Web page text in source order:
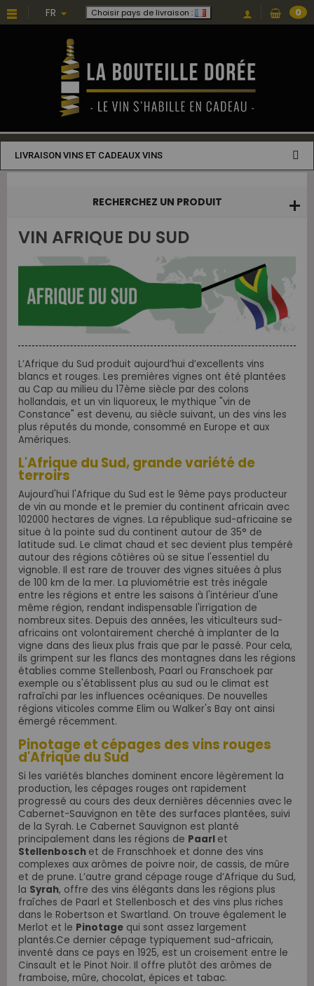
FR Choisir pays de livraison : 0
LIVRAISON VINS ET CADEAUX VINS
RECHERCHEZ UN PRODUIT
VIN AFRIQUE DU SUD
L’Afrique du Sud produit aujourd’hui d’excellents vins
blancs et rouges. Les premières vignes ont été plantées
au Cap au milieu du 17ème siècle par des colons
hollandais, et un vin liquoreux, le mythique "vin de
Constance" est devenu, au siècle suivant, un des vins les
plus réputés du monde, consommé en Europe et aux
Amériques.
L'Afrique du Sud, grande variété de
terroirs
Aujourd'hui l'Afrique du Sud est le 9ème pays producteur
de vin au monde et le premier du continent africain avec
102000 hectares de vignes. La république sud-africaine se
situe à la pointe sud du continent autour de 35° de
latitude sud. Le climat chaud et sec devient plus tempéré
autour des régions côtières où se situe l'essentiel du
vignoble. Il est rare de trouver des vignes situées à plus
de 100 km de la mer. La pluviométrie est très inégale
entre les régions et entre les saisons à l'intérieur d'une
même région, rendant indispensable l'irrigation de
nombreux sites. Depuis des années, les viticulteurs sud-
africains ont volontairement cherché à implanter de la
vigne dans des lieux plus frais que par le passé. Pour cela,
ils grimpent sur les flancs des montagnes dans les régions
établies comme Stellenbosh, Paarl ou Franschoek par
exemple ou s'établissent plus au sud ou le climat est
rafraîchi par les influences océaniques. De nouvelles
régions viticoles comme Elim ou Walker's Bay ont ainsi
émergé récemment.
Pinotage et cépages des vins rouges
d'Afrique du Sud
Si les variétés blanches dominent encore légèrement la
production, les cépages rouges ont rapidement
progressé au cours des deux dernières décennies avec le
Cabernet-Sauvignon en tête des surfaces plantées, suivi
de la Syrah. Le Cabernet Sauvignon est planté
principalement dans les régions de Paarl et
Stellenbosch et de Franschhoek et donne des vins
complexes aux arômes de poivre noir, de cassis, de mûre
et de prune. L’autre grand cépage rouge d’Afrique du Sud,
la Syrah, offre des vins élégants dans les régions plus
fraîches de Paarl et Stellenbosch et des vins plus riches
dans le Robertson et Swartland. On trouve également le
Merlot et le Pinotage qui sont assez largement
plantés.Ce dernier cépage typiquement sud-africain,
inventé dans ce pays en 1925, est un croisement entre le
Cinsault et le Pinot Noir. Il offre plutôt des arômes de
framboise, mûre, chocolat, épices et tabac.
Choisissez une valeur...